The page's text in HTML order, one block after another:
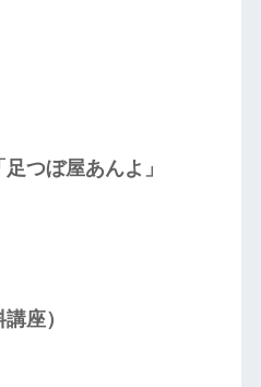
つぼ屋あんよ」
座）